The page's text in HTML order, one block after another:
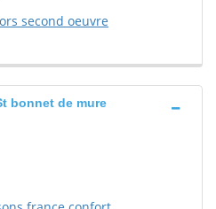
second oeuvre
bonnet de mure